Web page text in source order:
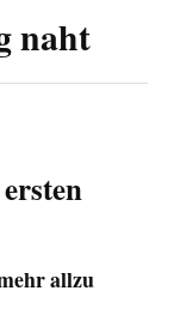
naht
allzu